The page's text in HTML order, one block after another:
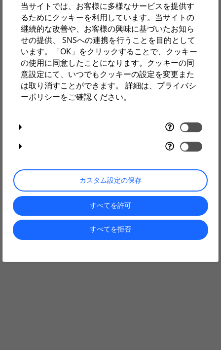
当サイトでは、お客様に多様なサービスを提供す
るためにクッキーを利用しています。当サイトの
継続的な改善や、お客様の興味に基づいたお知ら
せの提供、 SNSへの連携を行うことを目的として
います。「OK」をクリックすることで、クッキー
の使用に同意したことになります。クッキーの同
意設定にて、いつでもクッキーの設定を変更また
は取り消すことができます。 詳細は、プライバシ
ーポリシーをご確認ください。
カスタム設定の保存
すべてを許可
すべてを拒否